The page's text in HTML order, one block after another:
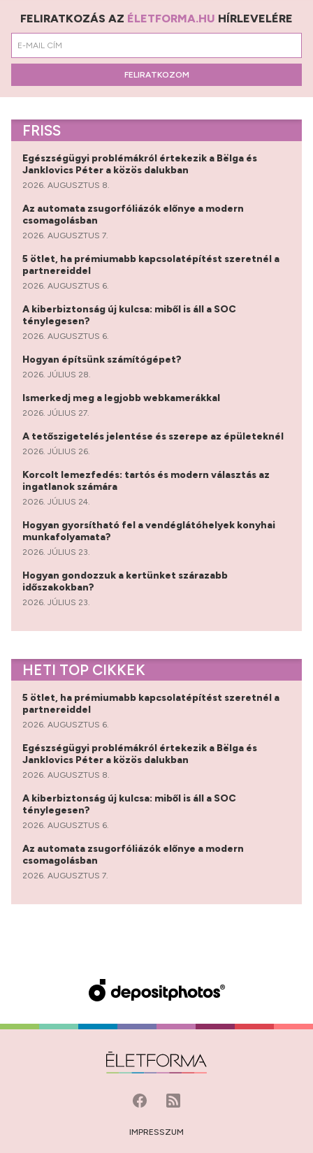
FELIRATKOZÁS AZ ÉLETFORMA.HU HÍRLEVELÉRE
FELIRATKOZOM
FRISS
Egészségügyi problémákról értekezik a Bëlga és
Janklovics Péter a közös dalukban
2026. AUGUSZTUS 8.
Az automata zsugorfóliázók előnye a modern
csomagolásban
2026. AUGUSZTUS 7.
5 ötlet, ha prémiumabb kapcsolatépítést szeretnél a
partnereiddel
2026. AUGUSZTUS 6.
A kiberbiztonság új kulcsa: miből is áll a SOC
ténylegesen?
2026. AUGUSZTUS 6.
Hogyan építsünk számítógépet?
2026. JÚLIUS 28.
Ismerkedj meg a legjobb webkamerákkal
2026. JÚLIUS 27.
A tetőszigetelés jelentése és szerepe az épületeknél
2026. JÚLIUS 26.
Korcolt lemezfedés: tartós és modern választás az
ingatlanok számára
2026. JÚLIUS 24.
Hogyan gyorsítható fel a vendéglátóhelyek konyhai
munkafolyamata?
2026. JÚLIUS 23.
Hogyan gondozzuk a kertünket szárazabb
időszakokban?
2026. JÚLIUS 23.
HETI TOP CIKKEK
5 ötlet, ha prémiumabb kapcsolatépítést szeretnél a
partnereiddel
2026. AUGUSZTUS 6.
Egészségügyi problémákról értekezik a Bëlga és
Janklovics Péter a közös dalukban
2026. AUGUSZTUS 8.
A kiberbiztonság új kulcsa: miből is áll a SOC
ténylegesen?
2026. AUGUSZTUS 6.
Az automata zsugorfóliázók előnye a modern
csomagolásban
2026. AUGUSZTUS 7.
IMPRESSZUM